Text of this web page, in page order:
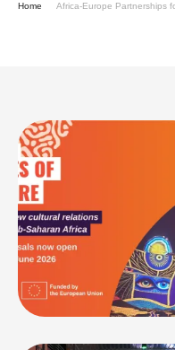
Home Africa-Europe Partnerships